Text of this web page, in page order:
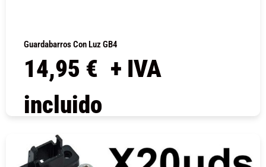
Guardabarros Con Luz GB4
14,95 € + IVA
incluido